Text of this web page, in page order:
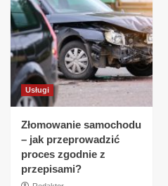
Usługi
Złomowanie samochodu
– jak przeprowadzić
proces zgodnie z
przepisami?